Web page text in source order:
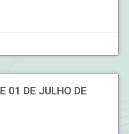
01 DE JULHO DE